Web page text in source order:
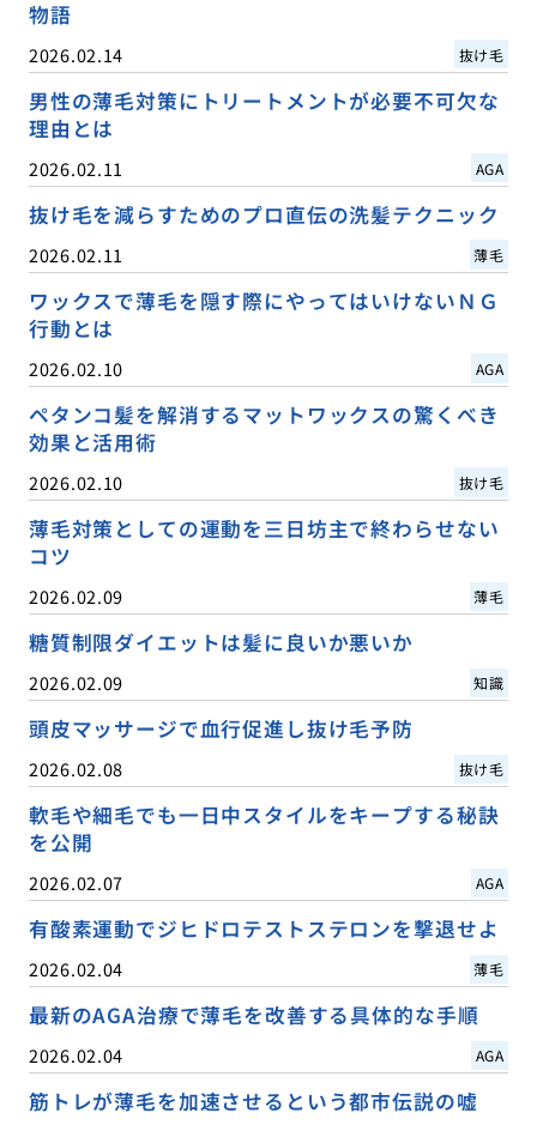
物語
2026.02.14 抜け毛
男性の薄毛対策にトリートメントが必要不可欠な
理由とは
2026.02.11 AGA
抜け毛を減らすためのプロ直伝の洗髪テクニック
2026.02.11 薄毛
ワックスで薄毛を隠す際にやってはいけないＮＧ
行動とは
2026.02.10 AGA
ペタンコ髪を解消するマットワックスの驚くべき
効果と活用術
2026.02.10 抜け毛
薄毛対策としての運動を三日坊主で終わらせない
コツ
2026.02.09 薄毛
糖質制限ダイエットは髪に良いか悪いか
2026.02.09 知識
頭皮マッサージで血行促進し抜け毛予防
2026.02.08 抜け毛
軟毛や細毛でも一日中スタイルをキープする秘訣
を公開
2026.02.07 AGA
有酸素運動でジヒドロテストステロンを撃退せよ
2026.02.04 薄毛
最新のAGA治療で薄毛を改善する具体的な手順
2026.02.04 AGA
筋トレが薄毛を加速させるという都市伝説の嘘